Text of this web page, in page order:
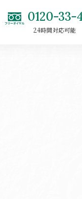
0120-33-
24時間対応可能